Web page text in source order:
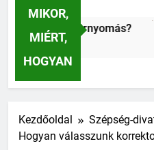
MIKOR,
MIÉRT,
HOGYAN
vérnyomás? Miért
Kezdőoldal
Szépség-
Hogyan válasszunk